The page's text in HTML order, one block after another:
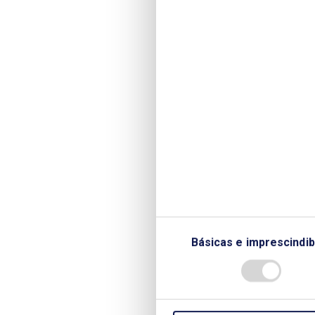
Básicas e
Retos del refino europeo.
Un modelo eléctrico más
Presidente de Endesa
Alvear. Presidente y CEO de